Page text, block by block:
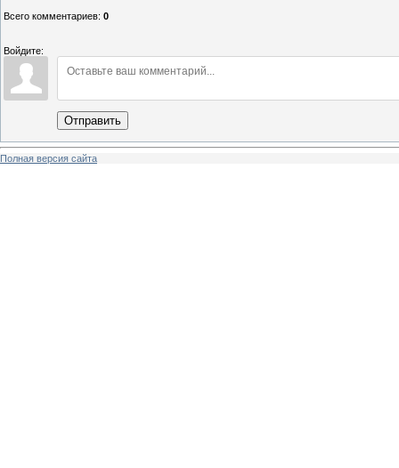
Всего комментариев: 0
Войдите:
Отправить
Полная версия сайта